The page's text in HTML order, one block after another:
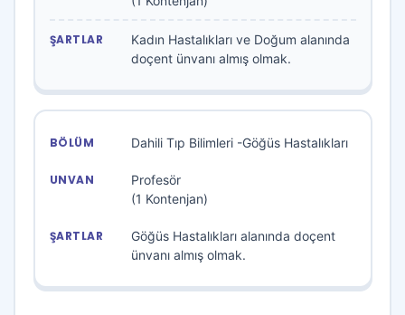
Kadın Hastalıkları ve Doğum alanında
doçent ünvanı almış olmak.
Dahili Tıp Bilimleri -Göğüs Hastalıkları
Profesör
(1 Kontenjan)
Göğüs Hastalıkları alanında doçent
ünvanı almış olmak.